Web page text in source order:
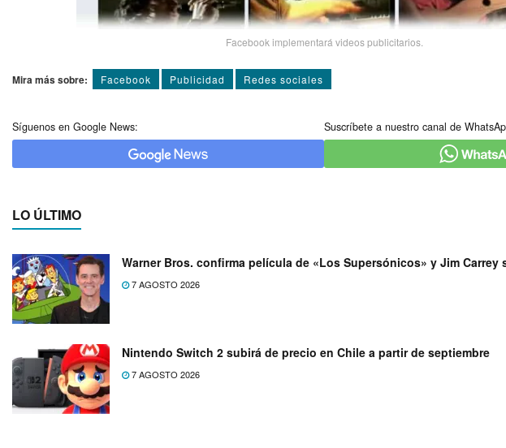
Facebook implementará videos publicitarios.
Mira más sobre: Facebook Publicidad Redes sociales
Síguenos en Google News: Suscríbete a nuestro canal de
LO ÚLTIMO
Warner Bros. confirma película de «Los Supersónicos» y Jim Carrey
7 AGOSTO 2026
Nintendo Switch 2 subirá de precio en Chile a partir de septiembre
7 AGOSTO 2026